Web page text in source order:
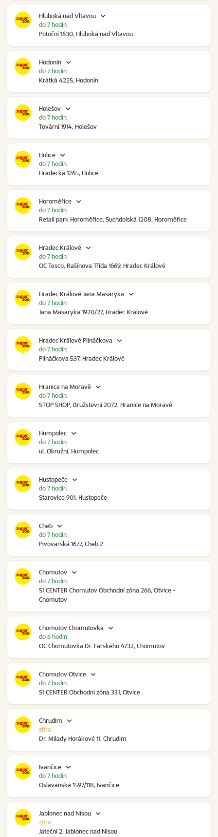
Hluboká nad Vltavou
Potoční 1630, Hluboká nad Vltavou
do 7 hodin
Hodonín
Krátká 4225, Hodonín
do 7 hodin
Holešov
Tovární 1914, Holešov
do 7 hodin
Holice
Hradecká 1265, Holice
do 7 hodin
Horoměřice
Retail park Horoměřice, Suchdolská 1208, Horoměřice
do 7 hodin
Hradec Králové
OC Tesco, Rašínova Třída 1669, Hradec Králové
do 7 hodin
Hradec Králové Jana Masaryka
Jana Masaryka 1920/27, Hradec Králové
do 7 hodin
Hradec Králové Pilnáčkova
Pilnáčkova 537, Hradec Králové
do 7 hodin
Hranice na Moravě
STOP SHOP, Družstevní 2072, Hranice na Moravě
do 7 hodin
Humpolec
ul. Okružní, Humpolec
do 7 hodin
Hustopeče
Starovice 901, Hustopeče
do 7 hodin
Cheb
Pivovarská 1677, Cheb 2
do 7 hodin
Chomutov
S1 CENTER Chomutov Obchodní zóna 266, Otvice -
Chomutov
do 7 hodin
Chomutov Chomutovka
OC Chomutovka Dr. Farského 4732, Chomutov
do 6 hodin
Chomutov Otvice
S1 CENTER Obchodní zóna 331, Otvice
do 7 hodin
Chrudim
Dr. Milady Horákové 11, Chrudim
zítra
Ivančice
Oslavanská 1597/118, Ivančice
do 7 hodin
Jablonec nad Nisou
Jateční 2, Jablonec nad Nisou
zítra